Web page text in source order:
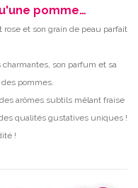
pomme…
et son grain de peau parfait
son parfum et sa
pommes.
arômes subtils mêlant fraise
qualités gustatives uniques !
!